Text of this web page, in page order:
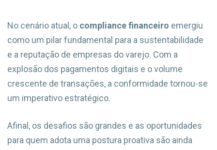
No cenário atual, o compliance financeiro emergiu
como um pilar fundamental para a sustentabilidade
e a reputação de empresas do varejo. Com a
explosão dos pagamentos digitais e o volume
crescente de transações, a conformidade tornou-se
um imperativo estratégico.
Afinal, os desafios são grandes e as oportunidades
para quem adota uma postura proativa são ainda